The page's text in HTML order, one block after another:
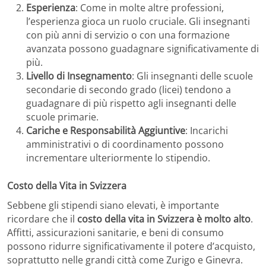
Esperienza: Come in molte altre professioni,
l’esperienza gioca un ruolo cruciale. Gli insegnanti
con più anni di servizio o con una formazione
avanzata possono guadagnare significativamente di
più.
Livello di Insegnamento: Gli insegnanti delle scuole
secondarie di secondo grado (licei) tendono a
guadagnare di più rispetto agli insegnanti delle
scuole primarie.
Cariche e Responsabilità Aggiuntive: Incarichi
amministrativi o di coordinamento possono
incrementare ulteriormente lo stipendio.
Costo della Vita in Svizzera
Sebbene gli stipendi siano elevati, è importante
ricordare che il costo della vita in Svizzera è molto alto.
Affitti, assicurazioni sanitarie, e beni di consumo
possono ridurre significativamente il potere d’acquisto,
soprattutto nelle grandi città come Zurigo e Ginevra.